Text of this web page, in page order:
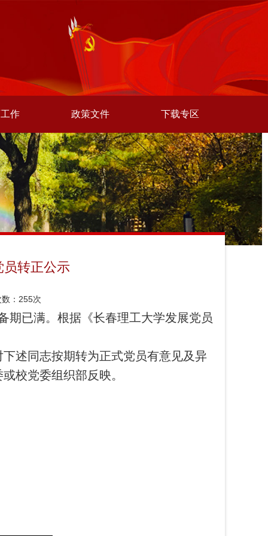
作 政策文件 下载专区
员转正公示
： 255次
已满。根据《长春理工大学发展党员
述同志按期转为正式党员有意见及异
校党委组织部反映。